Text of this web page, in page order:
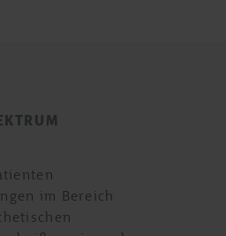
im Bereich